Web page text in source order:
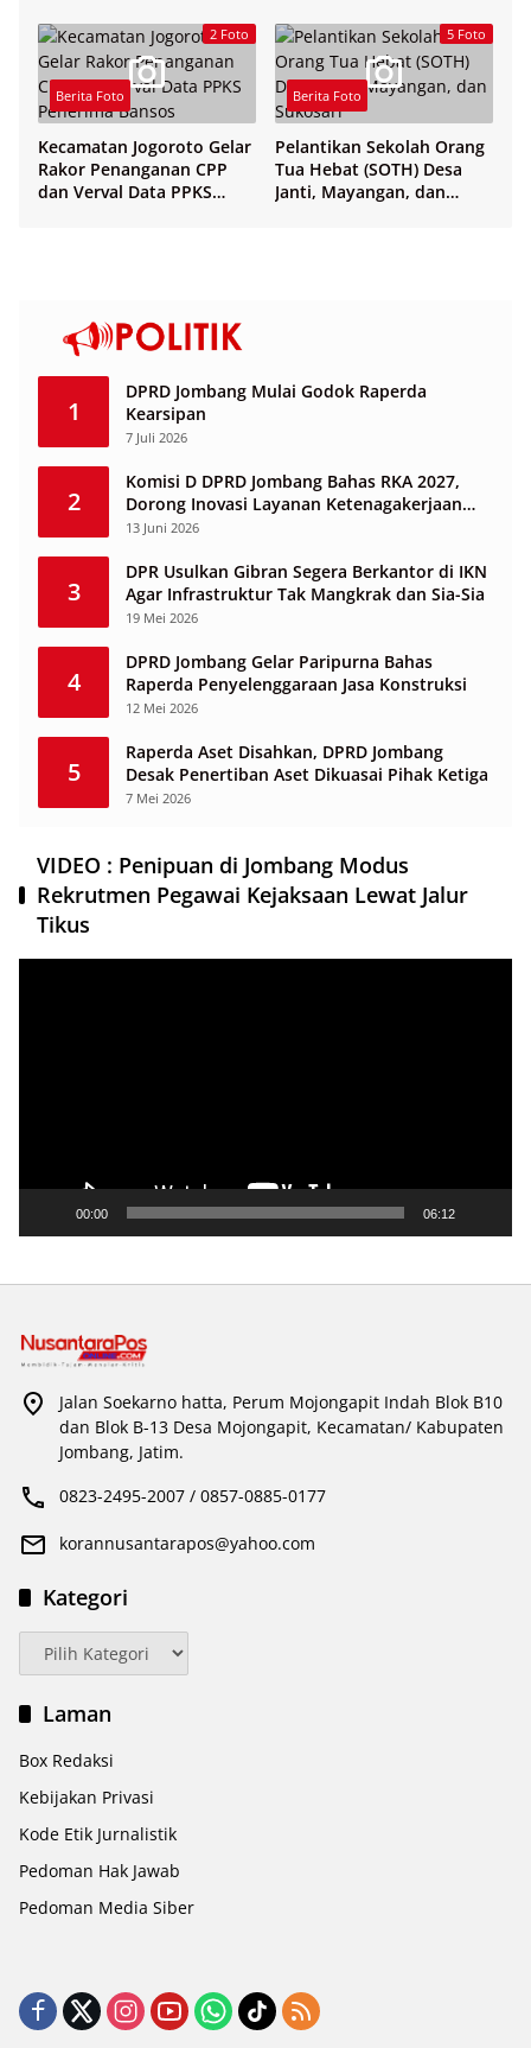
2 Foto
Berita Foto
Kecamatan Jogoroto Gelar
Rakor Penanganan CPP
dan Verval Data PPKS
5 Foto
Berita Foto
Pelantikan Sekolah Orang
Tua Hebat (SOTH) Desa
Janti, Mayangan, dan
1
DPRD Jombang Mulai Godok Raperda
Kearsipan
7 Juli 2026
2
Komisi D DPRD Jombang Bahas RKA 2027,
Dorong Inovasi Layanan Ketenagakerjaan
Berbasis Desa
13 Juni 2026
3
DPR Usulkan Gibran Segera Berkantor di IKN
Agar Infrastruktur Tak Mangkrak dan Sia-Sia
19 Mei 2026
4
DPRD Jombang Gelar Paripurna Bahas
Raperda Penyelenggaraan Jasa Konstruksi
12 Mei 2026
5
Raperda Aset Disahkan, DPRD Jombang
Desak Penertiban Aset Dikuasai Pihak Ketiga
7 Mei 2026
VIDEO : Penipuan di Jombang Modus
Rekrutmen Pegawai Kejaksaan Lewat Jalur
Tikus
00:00 06:12
Jalan Soekarno hatta, Perum Mojongapit Indah Blok B10
dan Blok B-13 Desa Mojongapit, Kecamatan/ Kabupaten
Jombang, Jatim.
0823-2495-2007 / 0857-0885-0177
korannusantarapos@yahoo.com
Kategori
Kategori
Laman
Box Redaksi
Kebijakan Privasi
Kode Etik Jurnalistik
Pedoman Hak Jawab
Pedoman Media Siber